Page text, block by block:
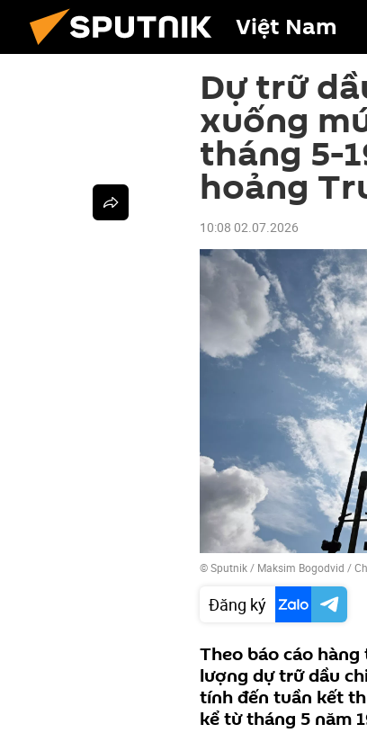
Việt Nam
Dự trữ
xuống
tháng 5-
hoảng
10:08 02.07.2026
© Sputnik / Maksim Bogodvid /
Đăng ký
Theo báo cáo
lượng dự trữ dầu
tính đến tuần kết
kể từ tháng 5 năm